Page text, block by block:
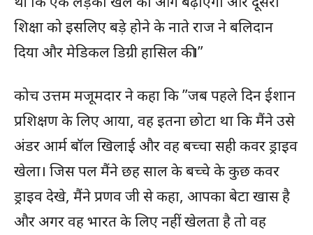
शिक्षा को इसलिए बड़े होने के नाते राज ने बलिदान
दिया और मेडिकल डिग्री हासिल की।”
कोच उत्तम मजूमदार ने कहा कि ”जब पहले दिन ईशान
प्रशिक्षण के लिए आया, वह इतना छोटा था कि मैंने उसे
अंडर आर्म बॉल खिलाई और वह बच्चा सही कवर ड्राइव
खेला। जिस पल मैंने छह साल के बच्चे के कुछ कवर
ड्राइव देखे, मैंने प्रणव जी से कहा, आपका बेटा खास है
और अगर वह भारत के लिए नहीं खेलता है तो वह